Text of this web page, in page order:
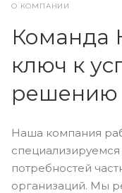
О КОМПАНИИ
ключ к
решению
Наша компания
потребностей
организаций. Мы